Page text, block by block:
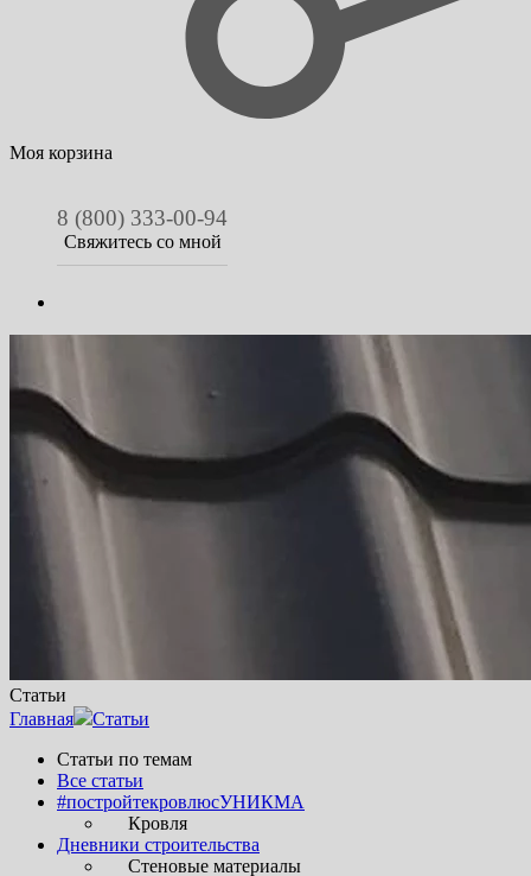
Моя корзина
8 (800) 333-00-94
Свяжитесь со мной
Статьи
Главная
Статьи
Статьи по темам
Все статьи
#постройтекровлюсУНИКМА
Кровля
Дневники строительства
Стеновые материалы